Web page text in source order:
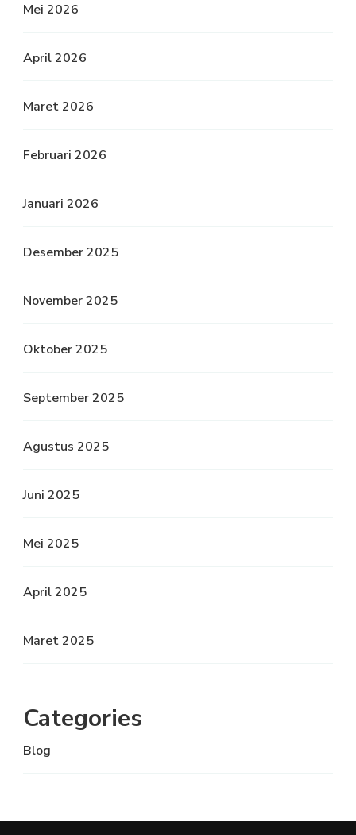
Mei 2026
April 2026
Maret 2026
Februari 2026
Januari 2026
Desember 2025
November 2025
Oktober 2025
September 2025
Agustus 2025
Juni 2025
Mei 2025
April 2025
Maret 2025
Categories
Blog